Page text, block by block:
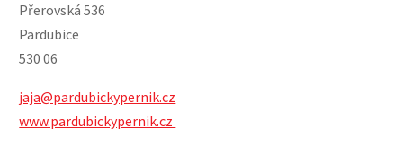
Přerovská 536
Pardubice
530 06
jaja@pardubickypernik.cz
www.pardubickypernik.cz